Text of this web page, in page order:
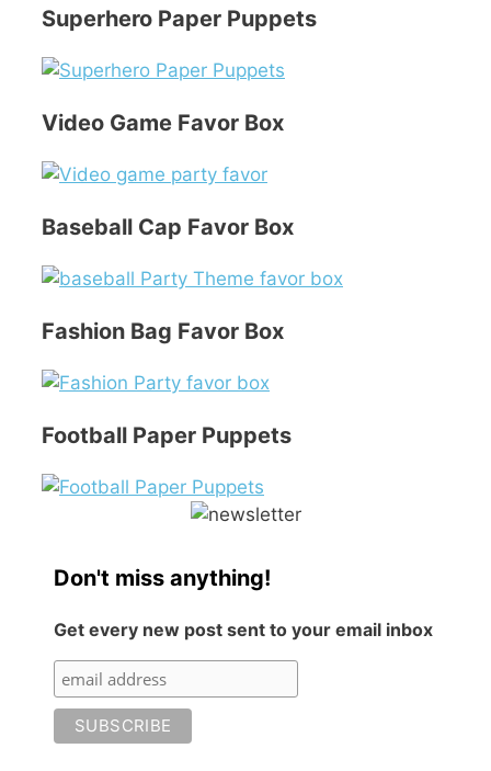
Superhero Paper Puppets
Video Game Favor Box
Baseball Cap Favor Box
Fashion Bag Favor Box
Football Paper Puppets
Don't miss anything!
Get every new post sent to your email inbox